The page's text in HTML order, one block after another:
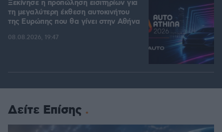
Ξεκίνησε η προπώληση εισιτηρίων για
τη μεγαλύτερη έκθεση αυτοκινήτου
της Ευρώπης που θα γίνει στην Αθήνα
08.08.2026, 19:47
Δείτε Επίσης